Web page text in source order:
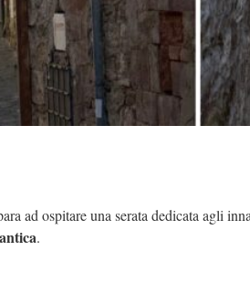
ad ospitare una serata dedicata agli
.